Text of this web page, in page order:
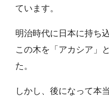
ています。
明治時代に日本に持ち
この木を「アカシア」
た。
しかし、後になって本